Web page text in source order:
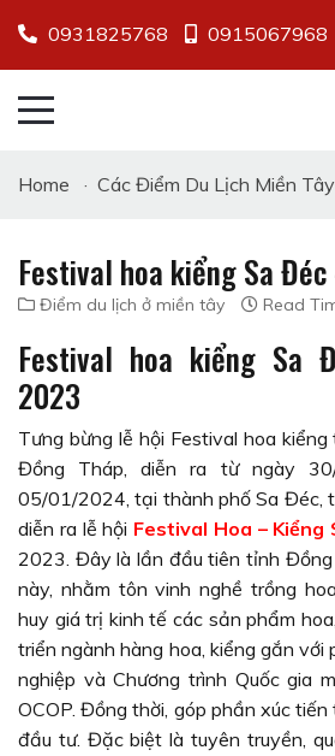
0931825768 0915067968
Home · Các Điểm Du Lịch Miền Tây
Festival hoa kiểng Sa
Điểm du lịch ở miền tây Read
Festival hoa kiểng Sa
2023
Tưng bừng lễ hội Festival hoa
Đồng Tháp, diễn ra từ ngày
05/01/2024, tại thành phố Sa Đéc,
diễn ra lễ hội Festival Hoa – Kiểng
2023. Đây là lần đầu tiên tỉnh
này, nhằm tôn vinh nghề trồng
huy giá trị kinh tế các sản phẩm
triển ngành hàng hoa, kiểng gắn với
nghiệp và Chương trình Quốc gia
OCOP. Đồng thời, góp phần xúc tiến
đầu tư. Đặc biệt là tuyên truyền,